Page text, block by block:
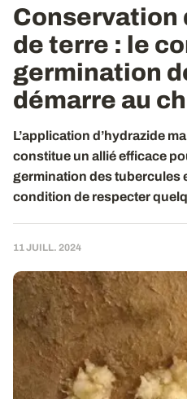
Conservation
de terre : le
germination
démarre au
L’application d’hydrazide
constitue un allié efficace
germination des tubercules
condition de respecter
11 JUILL. 2024